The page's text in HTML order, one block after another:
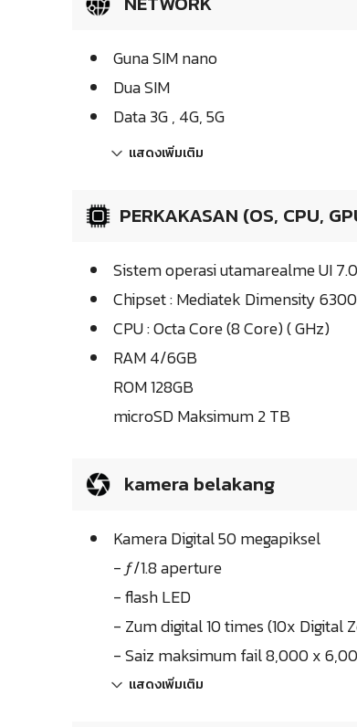
Guna SIM nano
Dua SIM
Data 3G , 4G, 5G
แสดงเพิ่มเติม
PERKAKASAN (OS, CPU,
Sistem operasi utamarealme UI
Chipset : Mediatek Dimensity
CPU : Octa Core (8 Core) ( GHz)
RAM 4/6GB
ROM 128GB
microSD Maksimum 2 TB
kamera belakang
Kamera Digital 50 megapiksel
- ƒ/1.8 aperture
- flash LED
- Zum digital 10 times (10x Digital
- Saiz maksimum fail 8,000 x
แสดงเพิ่มเติม